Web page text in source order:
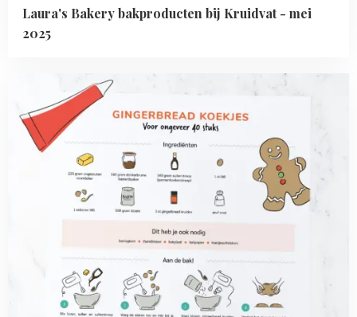
Laura's Bakery bakproducten bij Kruidvat - mei
2025
about
Printable:
gingerbread